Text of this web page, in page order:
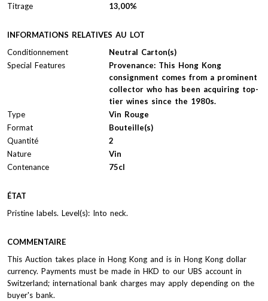
Titrage
13,00%
INFORMATIONS RELATIVES AU LOT
Conditionnement
Neutral Carton(s)
Special Features
Provenance: This Hong Kong
consignment comes from a prominent
collector who has been acquiring top-
tier wines since the 1980s.
Type
Vin Rouge
Format
Bouteille(s)
Quantité
2
Nature
Vin
Contenance
75cl
ÉTAT
Pristine labels. Level(s): Into neck.
COMMENTAIRE
This Auction takes place in Hong Kong and is in Hong Kong dollar
currency. Payments must be made in HKD to our UBS account in
Switzerland; international bank charges may apply depending on the
buyer's bank.